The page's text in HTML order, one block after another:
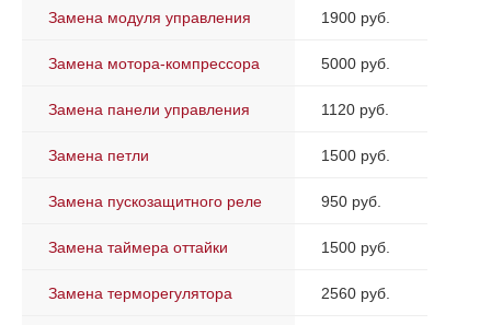
Замена модуля управления 1900 руб.
Замена мотора-компрессора 5000 руб.
Замена панели управления 1120 руб.
Замена петли 1500 руб.
Замена пускозащитного реле 950 руб.
Замена таймера оттайки 1500 руб.
Замена терморегулятора 2560 руб.